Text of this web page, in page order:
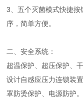
3、五个灭菌模式快捷
序，简单方便。
二、安全系统：
超温保护、超压保护、
设计自感应压力连锁装
罩防烫保护、电源防护。